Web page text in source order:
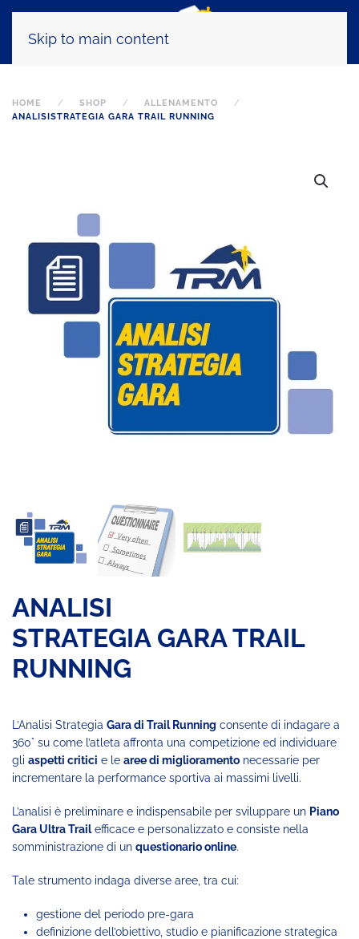
Skip to main content
HOME SHOP
ALLENAMENTO
ANALISISTRATEGIA GARA TRAIL RUNNING
ANALISI
STRATEGIA GARA TRAIL
RUNNING
L’Analisi Strategia Gara di Trail Running consente di indagare a
360° su come l’atleta affronta una competizione ed individuare
gli aspetti critici e le aree di miglioramento necessarie per
incrementare la performance sportiva ai massimi livelli.
L’analisi è preliminare e indispensabile per sviluppare un Piano
Gara Ultra Trailefficace e personalizzato e consiste nella
somministrazione di un questionario online.
Tale strumento indaga diverse aree, tra cui:
gestione del periodo pre-gara
definizione dell’obiettivo, studio e pianificazione strategica